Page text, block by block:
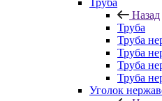
Труба
Назад
Труба
Труба
Труба
Труба
Труба
Уголок